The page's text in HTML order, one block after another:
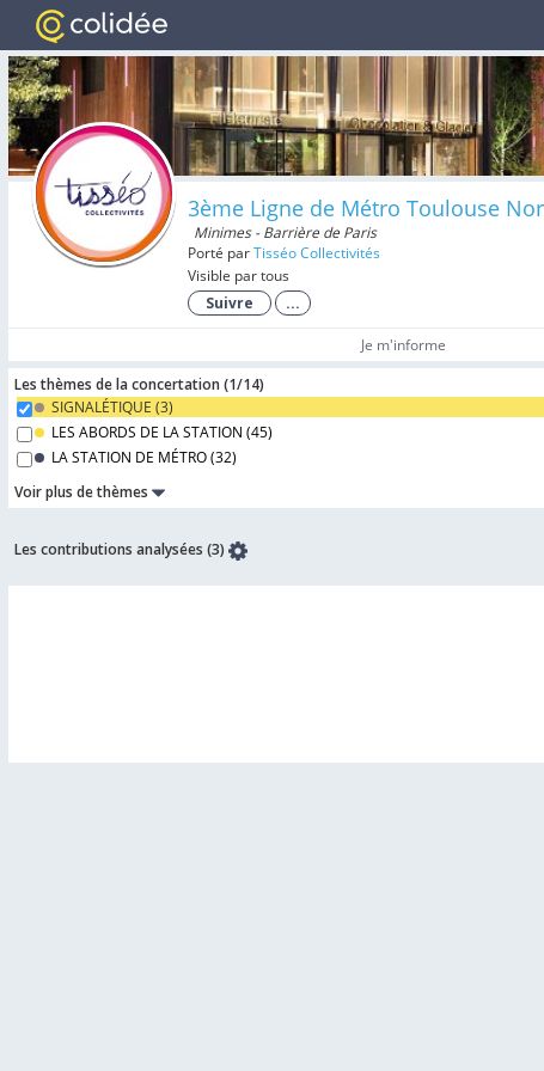
3ème Ligne de Métro Toulouse
Minimes - Barrière de Paris
Porté parTisséo Collectivités
Visible par tous
Suivre
...
Je m'informe
Les thèmes de la concertation (1/14)
SIGNALÉTIQUE (3)
LES ABORDS DE LA STATION (45)
LA STATION DE MÉTRO (32)
Voir plus de thèmes
Les contributions analysées (3)